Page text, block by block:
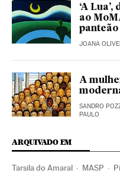
‘A
ao
JOANA
A
SANDRO
PAULO
ARQUIVADO EM
Tarsila do Amaral MASP